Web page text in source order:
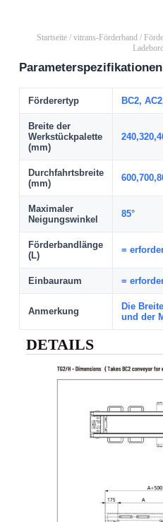
Startseite/ vitrans-Förderband/
Parameterspezifikationen
Förderertyp BC2,
Breite der
Werkstückpalette
(mm)
Durchfahrtsbreite
(mm)
Maximaler
Neigungswinkel
85°
Förderbandlänge
(L)
=
Einbauraum =
Anmerkung
Die
und der
DETAILS